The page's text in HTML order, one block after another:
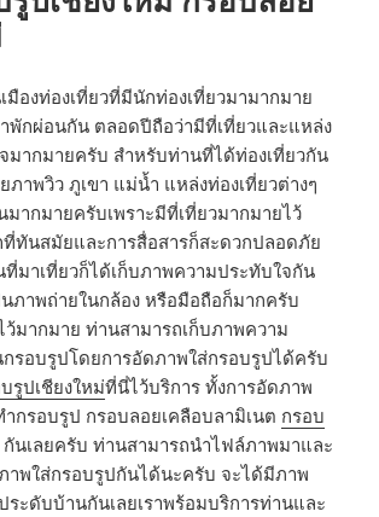
มืองท่องเที่ยวที่มีนักท่องเที่ยวมามากมาย
พักผ่อนกัน ตลอดปีถือว่ามีที่เที่ยวและแหล่ง
มากมายครับ สำหรับท่านที่ได้ท่องเที่ยวกัน
าพวิว ภูเขา แม่น้ำ แหล่งท่องเที่ยวต่างๆ
มากมายครับเพราะมีที่เที่ยวมากมายไว้
ทันสมัยและการสื่อสารก็สะดวกปลอดภัย
มาเที่ยวก็ได้เก็บภาพความประทับใจกัน
ภาพถ่ายในกล้อง หรือมือถือก็มากครับ
ว้มากมาย ท่านสามารถเก็บภาพความ
กรอบรูปโดยการอัดภาพใส่กรอบรูปได้ครับ
รูปเชียงใหม่ที่นี่ไว้บริการ ทั้งการอัดภาพ
กรอบรูป กรอบลอยเคลือบลามิเนต กรอบ
กันเลยครับ ท่านสามารถนำไฟล์ภาพมาและ
าพใส่กรอบรูปกันได้นะครับ จะได้มีภาพ
ระดับบ้านกันเลยเราพร้อมบริการท่านและ